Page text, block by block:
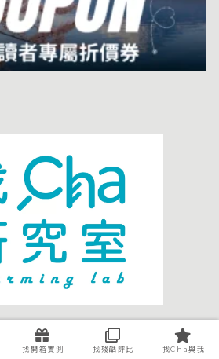
廣告洽談
找開箱實測 找殘酷評比 找Cha與我